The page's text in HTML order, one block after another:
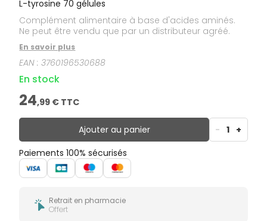
L-tyrosine 70 gélules
Complément alimentaire à base d'acides aminés.
Ne peut être vendu que par un distributeur agréé.
En savoir plus
EAN :3760196530688
En stock
24,99 € TTC
Ajouter au panier - 1 +
Paiements 100% sécurisés
Retrait en pharmacie
Offert